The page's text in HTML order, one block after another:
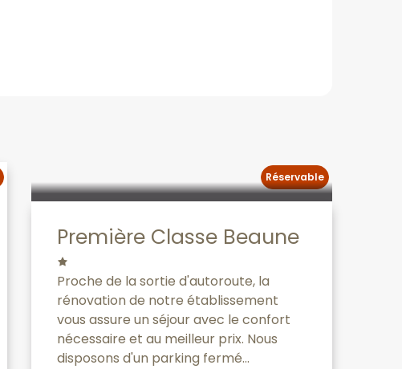
Première Classe Beaune
Proche de la sortie d'autoroute, la
rénovation de notre établissement
vous assure un séjour avec le confort
nécessaire et au meilleur prix. Nous
disposons d'un parking fermé...
Réservable